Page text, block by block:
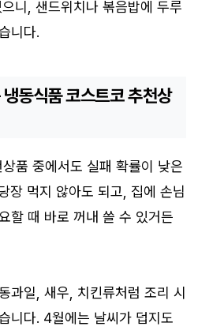
니, 샌드위치나 볶음밥에 두루
니다.
동식품 코스트코 추천상
품 중에서도 실패 확률이 낮은
장 먹지 않아도 되고, 집에 손님
할 때 바로 꺼내 쓸 수 있거든
과일, 새우, 치킨류처럼 조리 시
니다. 4월에는 날씨가 덥지도